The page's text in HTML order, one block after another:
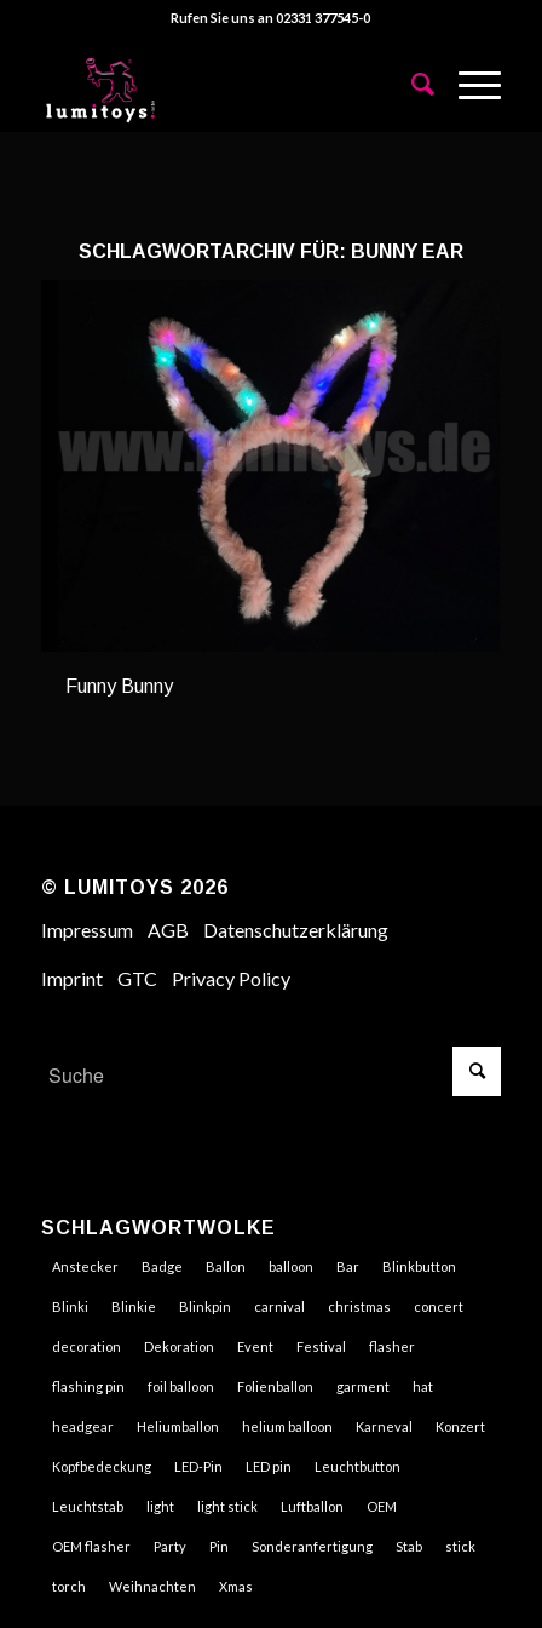
Rufen Sie uns an 02331 377545-0
SCHLAGWORTARCHIV FÜR: BUNNY EAR
Funny Bunny
© LUMITOYS 2026
Impressum AGB Datenschutzerklärung
Imprint GTC Privacy Policy
SCHLAGWORTWOLKE
Anstecker Badge Ballon balloon Bar Blinkbutton
Blinki Blinkie Blinkpin carnival christmas concert
decoration Dekoration Event Festival flasher
flashing pin foil balloon Folienballon garment hat
headgear Heliumballon helium balloon Karneval Konzert
Kopfbedeckung LED-Pin LED pin Leuchtbutton
Leuchtstab light light stick Luftballon OEM
OEM flasher Party Pin Sonderanfertigung Stab stick
torch Weihnachten Xmas